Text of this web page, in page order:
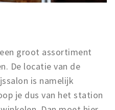
groot assortiment
De locatie van de
is namelijk
je dus van het station